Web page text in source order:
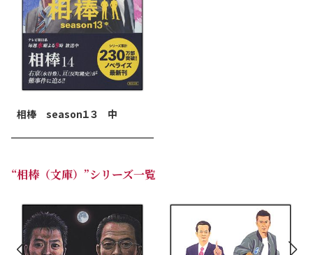
相棒 season１３ 中
“相棒（文庫）”シリーズ一覧